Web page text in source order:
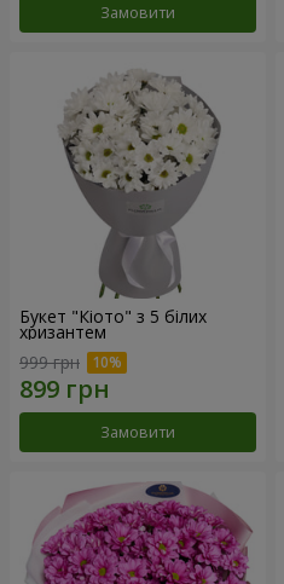
Замовити
Букет "Кіото" з 5 білих
хризантем
999 грн
Замовити